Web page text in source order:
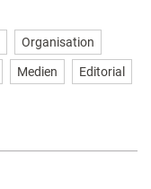
Organisation
Medien Editorial